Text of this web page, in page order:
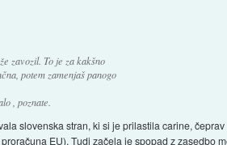
zavozil. To je za kakšno
potem zamenjaš panogo
, poznate.
slovenska stran, ki si je prilastila carine,
EU). Tudi začela je spopad z zasedbo